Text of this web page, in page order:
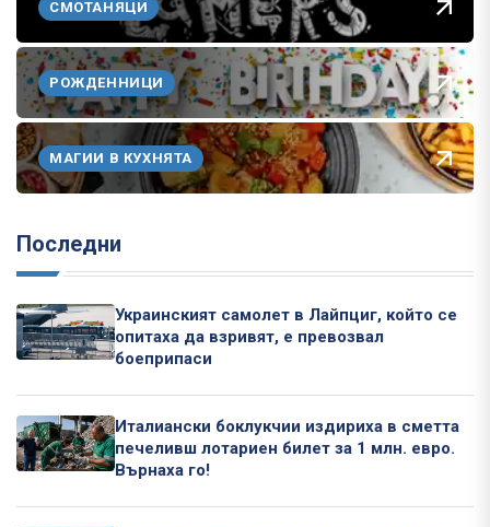
СМОТАНЯЦИ
РОЖДЕННИЦИ
МАГИИ В КУХНЯТА
Последни
Украинският самолет в Лайпциг, който се
опитаха да взривят, е превозвал
боеприпаси
Италиански боклукчии издириха в сметта
печеливш лотариен билет за 1 млн. евро.
Върнаха го!